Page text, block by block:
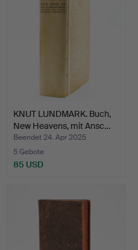
KNUT LUNDMARK. Buch,
New Heavens, mit Ansc…
Beendet 24. Apr 2025
5 Gebote
85 USD